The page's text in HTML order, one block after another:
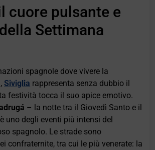
cuore pulsante e
Settimana
spagnole dove vivere la
Siviglia rappresenta senza dubbio il
festività tocca il suo apice emotivo.
– la notte tra il Giovedì Santo e il
uno degli eventi più intensi del
spagnolo. Le strade sono
confraternite, tra cui le più venerate: la